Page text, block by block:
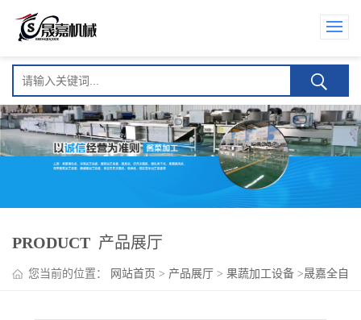
PRODUCT 产品展厅
您当前的位置： 网站首页 > 产品展厅 > 果蔬加工设备 >晟嘉全自